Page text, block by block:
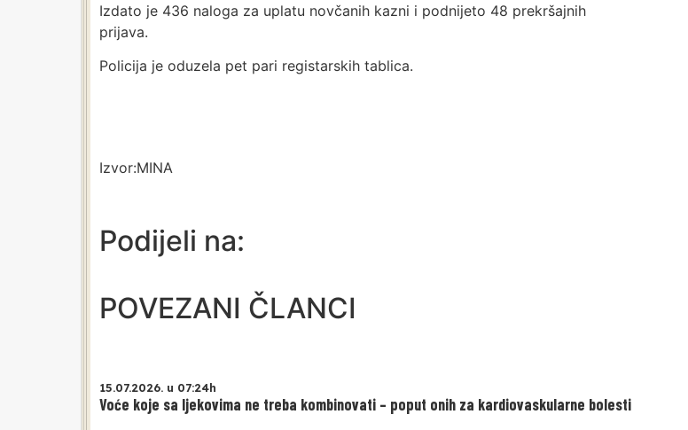
Izdato je 436 naloga za uplatu novčanih kazni i podnijeto 48 prekršajnih
prijava.
Policija je oduzela pet pari registarskih tablica.
Izvor:MINA
Podijeli na:
POVEZANI ČLANCI
15.07.2026. u 07:24h
Voće koje sa ljekovima ne treba kombinovati – poput onih za kardiovaskularne bolesti